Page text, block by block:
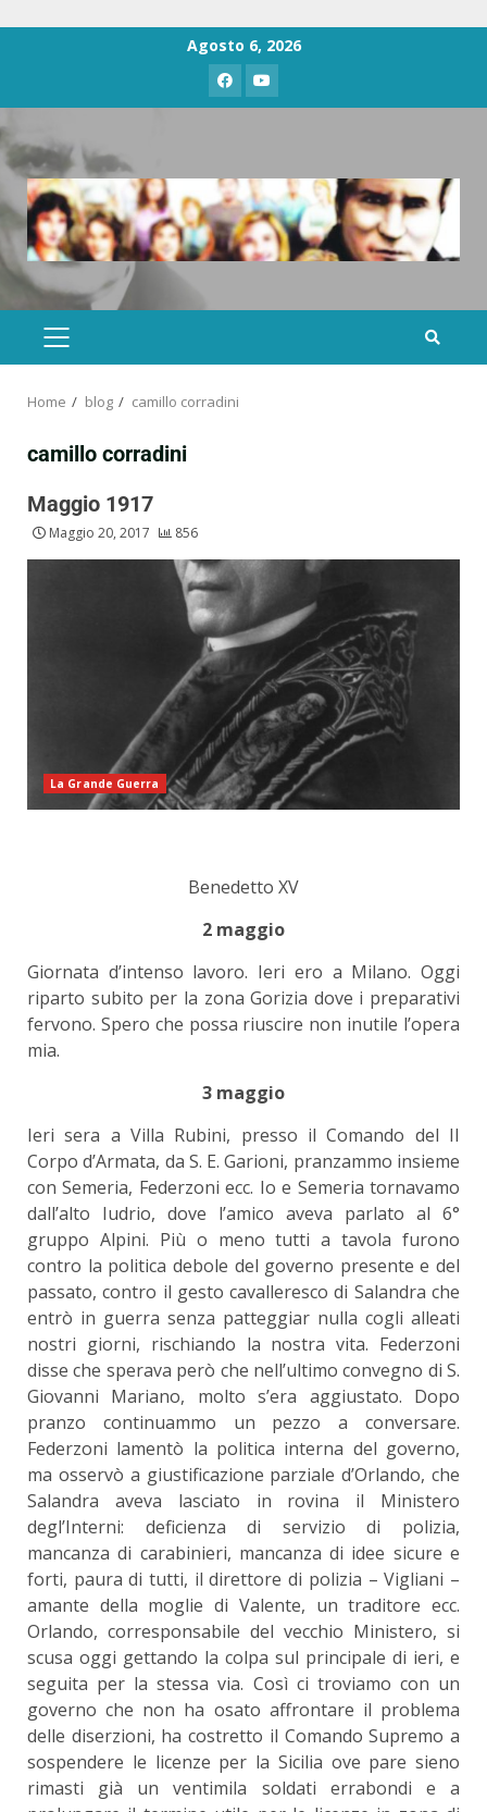
Agosto 6, 2026
Home blog camillo corradini
camillo corradini
Maggio 1917
Maggio 20, 2017 856
La Grande Guerra
Benedetto XV
2 maggio
Giornata d’intenso lavoro. Ieri ero a Milano. Oggi
riparto subito per la zona Gorizia dove i preparativi
fervono. Spero che possa riuscire non inutile l’opera
mia.
3 maggio
Ieri sera a Villa Rubini, presso il Comando del II
Corpo d’Armata, da S. E. Garioni, pranzammo insieme
con Semeria, Federzoni ecc. Io e Semeria tornavamo
dall’alto Iudrio, dove l’amico aveva parlato al 6°
gruppo Alpini. Più o meno tutti a tavola furono
contro la politica debole del governo presente e del
passato, contro il gesto cavalleresco di Salandra che
entrò in guerra senza patteggiar nulla cogli alleati
nostri giorni, rischiando la nostra vita. Federzoni
disse che sperava però che nell’ultimo convegno di S.
Giovanni Mariano, molto s’era aggiustato. Dopo
pranzo continuammo un pezzo a conversare.
Federzoni lamentò la politica interna del governo,
ma osservò a giustificazione parziale d’Orlando, che
Salandra aveva lasciato in rovina il Ministero
degl’Interni: deficienza di servizio di polizia,
mancanza di carabinieri, mancanza di idee sicure e
forti, paura di tutti, il direttore di polizia – Vigliani –
amante della moglie di Valente, un traditore ecc.
Orlando, corresponsabile del vecchio Ministero, si
scusa oggi gettando la colpa sul principale di ieri, e
seguita per la stessa via. Così ci troviamo con un
governo che non ha osato affrontare il problema
delle diserzioni, ha costretto il Comando Supremo a
sospendere le licenze per la Sicilia ove pare sieno
rimasti già un ventimila soldati errabondi e a